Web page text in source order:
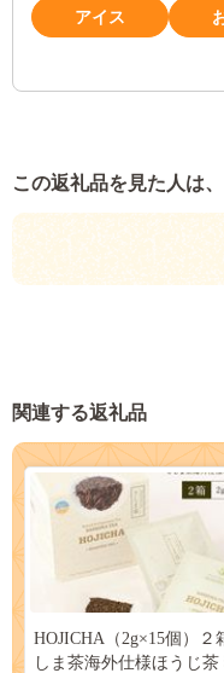
アイス
この返礼品を見た人は
関連する返礼品
HOJICHA（2g×15個）２
しま茶海外仕様ほうじ茶